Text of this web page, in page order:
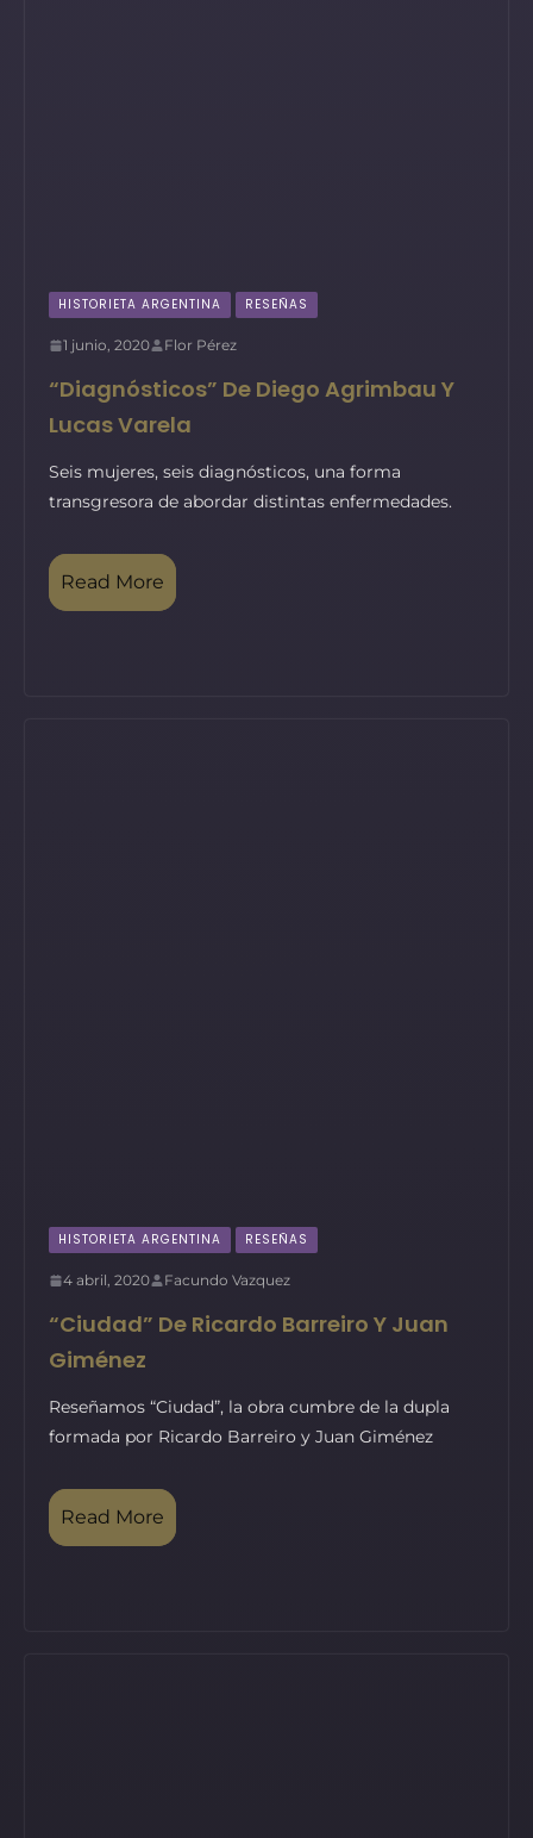
HISTORIETA ARGENTINA RESEÑAS
1 junio, 2020 Flor Pérez
“Diagnósticos” De Diego Agrimbau Y
Lucas Varela
Seis mujeres, seis diagnósticos, una forma
transgresora de abordar distintas enfermedades.
Read More
HISTORIETA ARGENTINA RESEÑAS
4 abril, 2020 Facundo Vazquez
“Ciudad” De Ricardo Barreiro Y Juan
Giménez
Reseñamos “Ciudad”, la obra cumbre de la dupla
formada por Ricardo Barreiro y Juan Giménez
Read More